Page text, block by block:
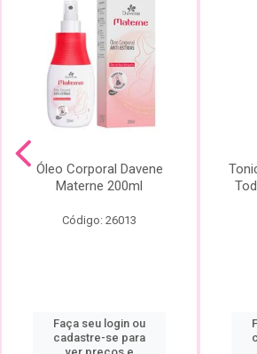
Óleo Corporal Davene
Materne 200ml
Código: 26013
Faça seu login ou
cadastre-se para